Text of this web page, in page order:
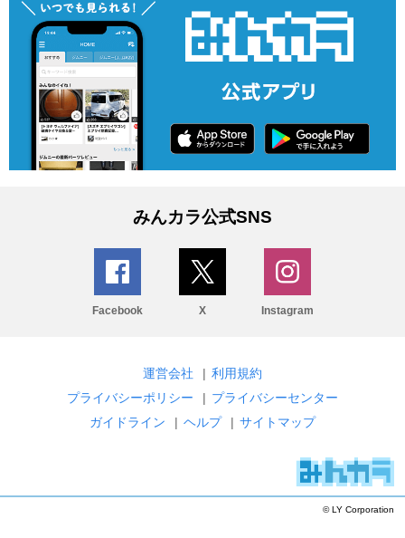
みんカラ公式SNS
Facebook X Instagram
運営会社 | 利用規約
プライバシーポリシー
| プライバシーセンター
ガイドライン
| ヘルプ | サイトマップ
© LY Corporation